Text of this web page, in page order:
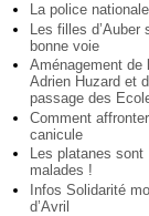
La police
Les filles d’Auber
bonne voie
Aménagement de
Adrien Huzard et
passage des
Comment
canicule
Les platanes sont
malades !
Infos Solidarité
d’Avril